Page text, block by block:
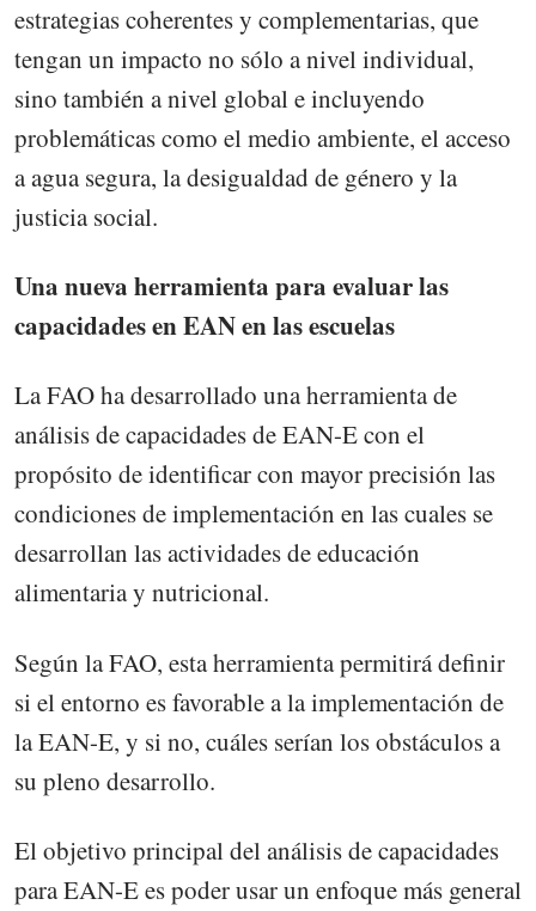
estrategias coherentes y complementarias, que
tengan un impacto no sólo a nivel individual,
sino también a nivel global e incluyendo
problemáticas como el medio ambiente, el acceso
a agua segura, la desigualdad de género y la
justicia social.
Una nueva herramienta para evaluar las
capacidades en EAN en las escuelas
La FAO ha desarrollado una herramienta de
análisis de capacidades de EAN-E con el
propósito de identificar con mayor precisión las
condiciones de implementación en las cuales se
desarrollan las actividades de educación
alimentaria y nutricional.
Según la FAO, esta herramienta permitirá definir
si el entorno es favorable a la implementación de
la EAN-E, y si no, cuáles serían los obstáculos a
su pleno desarrollo.
El objetivo principal del análisis de capacidades
para EAN-E es poder usar un enfoque más general